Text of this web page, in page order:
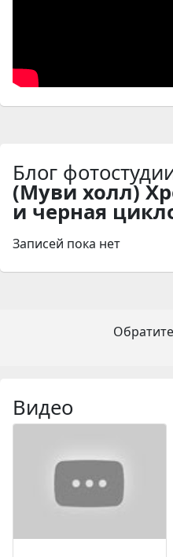
Блог
(Муви холл)
и черная
Записей пока нет
Видео